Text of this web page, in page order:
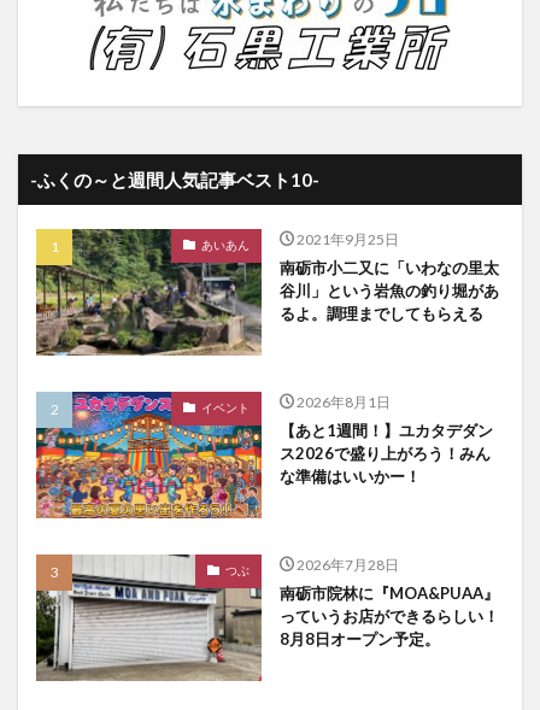
-ふくの～と週間人気記事ベスト10-
あいあん 2021年9月25日
南砺市小二又に「いわなの里太
谷川」という岩魚の釣り堀があ
るよ。調理までしてもらえる
イベント 2026年8月1日
【あと1週間！】ユカタデダン
ス2026で盛り上がろう！みん
な準備はいいかー！
つぶ 2026年7月28日
南砺市院林に『MOA&PUAA』
っていうお店ができるらしい！
8月8日オープン予定。